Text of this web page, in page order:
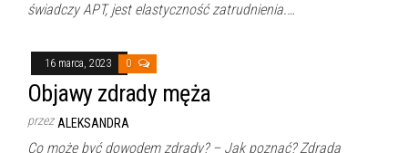
świadczy APT, jest elastyczność zatrudnienia.…
16 marca, 2023 0
Objawy zdrady męża
przez ALEKSANDRA
Co może być dowodem zdrady? – Jak poznać? Zdrada